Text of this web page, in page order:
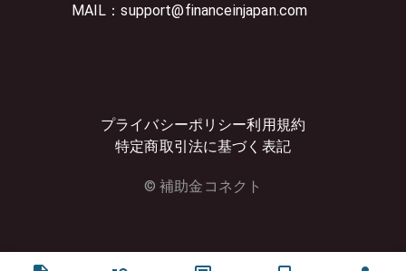
MAIL：support@financeinjapan.com
プライバシーポリシー利用規約
特定商取引法に基づく表記
© 補助金コネクト